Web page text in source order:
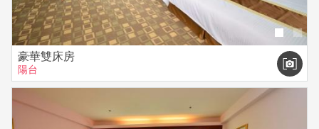
豪華雙床房
陽台